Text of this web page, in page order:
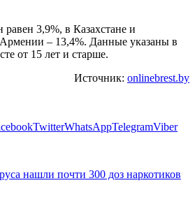
3,9%, в Казахстане и
– 13,4%. Данные указаны в
от 15 лет и старше.
Источник: onlinebrest.by
TwitterWhatsAppTelegramViber
нашли почти 300 доз наркотиков